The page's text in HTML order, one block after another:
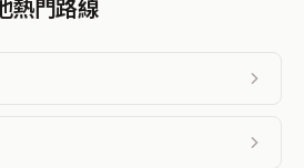
熱門路線